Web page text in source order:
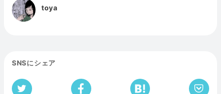
toya
SNSにシェア